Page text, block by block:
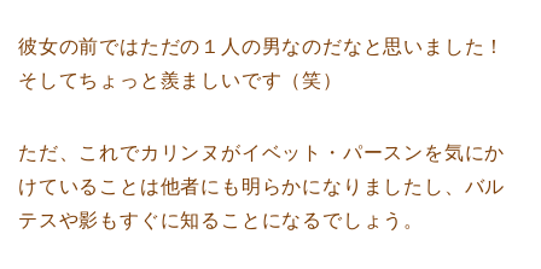
彼女の前ではただの１人の男なのだなと思いました！
そしてちょっと羨ましいです（笑）
ただ、これでカリンヌがイベット・パースンを気にか
けていることは他者にも明らかになりましたし、バル
テスや影もすぐに知ることになるでしょう。